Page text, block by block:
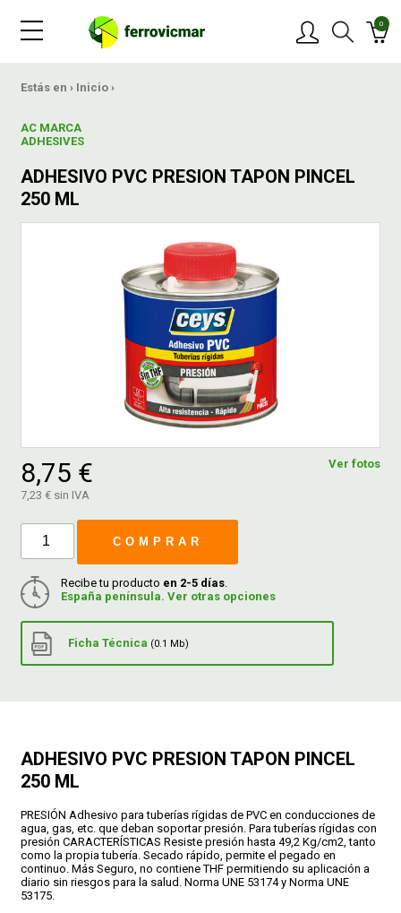
0
Estás en › Inicio ›
AC MARCA
ADHESIVES
ADHESIVO PVC PRESION TAPON PINCEL
250 ML
Ver fotos
8,75 €
7,23 € sin IVA
COMPRAR
Recibe tu producto en 2-5 días.
España península. Ver otras opciones
Ficha Técnica (0.1 Mb)
ADHESIVO PVC PRESION TAPON PINCEL
250 ML
PRESIÓN Adhesivo para tuberías rígidas de PVC en conducciones de
agua, gas, etc. que deban soportar presión. Para tuberías rígidas con
presión CARACTERÍSTICAS Resiste presión hasta 49,2 Kg/cm2, tanto
como la propia tubería. Secado rápido, permite el pegado en
continuo. Más Seguro, no contiene THF permitiendo su aplicación a
diario sin riesgos para la salud. Norma UNE 53174 y Norma UNE
53175.
NOVEDADES
BLOG
CONTACTAR
FERROVICMAR
DESPIECE
CATÁLOGOS
CONDICIONES